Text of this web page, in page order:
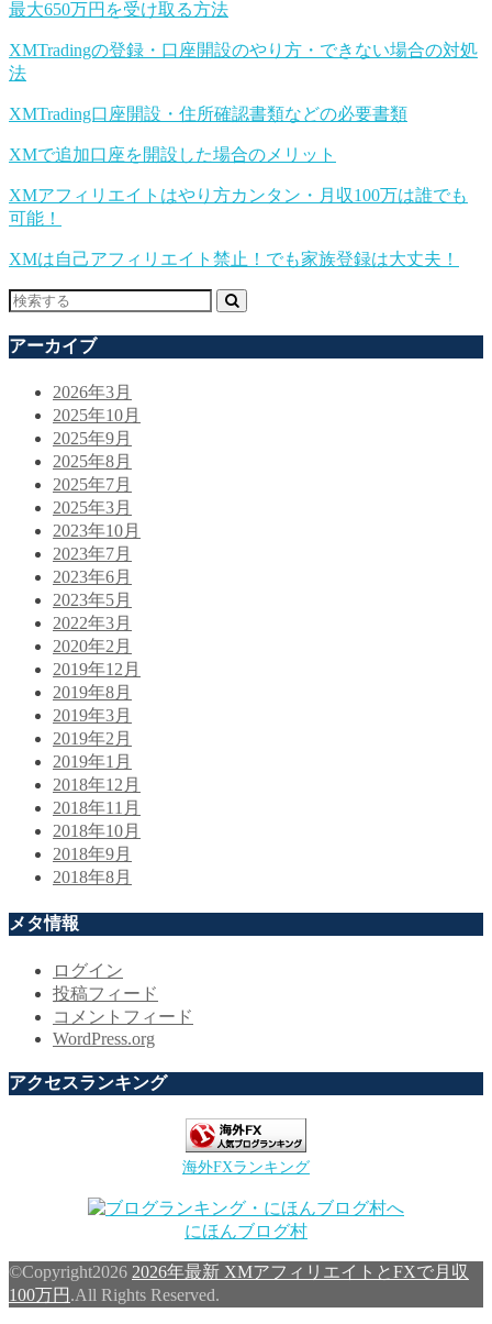
最大650万円を受け取る方法
XMTradingの登録・口座開設のやり方・できない場合の対処
法
XMTrading口座開設・住所確認書類などの必要書類
XMで追加口座を開設した場合のメリット
XMアフィリエイトはやり方カンタン・月収100万は誰でも
可能！
XMは自己アフィリエイト禁止！でも家族登録は大丈夫！
アーカイブ
2026年3月
2025年10月
2025年9月
2025年8月
2025年7月
2025年3月
2023年10月
2023年7月
2023年6月
2023年5月
2022年3月
2020年2月
2019年12月
2019年8月
2019年3月
2019年2月
2019年1月
2018年12月
2018年11月
2018年10月
2018年9月
2018年8月
メタ情報
ログイン
投稿フィード
コメントフィード
WordPress.org
アクセスランキング
海外FXランキング
にほんブログ村
©Copyright2026 2026年最新 XMアフィリエイトとFXで月収
100万円 .All Rights Reserved.